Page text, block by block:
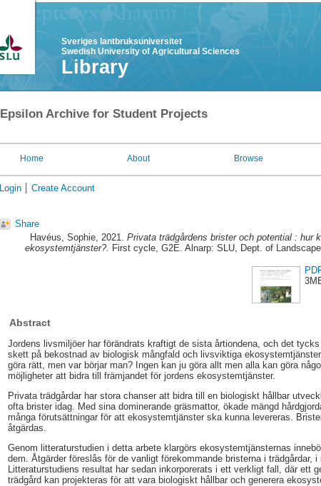
Sveriges lantbruksuniversitet
Swedish University of Agricultural Sciences
Library
Epsilon Archive for Student Projects
Home About Browse
Login Create Account
Share
Havéus, Sophie, 2021. Privata trädgårdens brister och potential : hur
ekosystemtjänster?. First cycle, G2E. Alnarp: SLU, Dept. of
Abstract
Jordens livsmiljöer har förändrats kraftigt de sista årtiondena, och det
skett på bekostnad av biologisk mångfald och livsviktiga
göra rätt, men var börjar man? Ingen kan ju göra allt men alla kan göra
möjligheter att bidra till främjandet för jordens ekosystemtjänster.
Privata trädgårdar har stora chanser att bidra till en biologiskt hållbar
ofta brister idag. Med sina dominerande gräsmattor, ökade mängd
många förutsättningar för att ekosystemtjänster ska kunna levereras.
åtgärdas.
Genom litteraturstudien i detta arbete klargörs ekosystemtjänsternas
dem. Åtgärder föreslås för de vanligt förekommande bristerna i trädgårdar,
Litteraturstudiens resultat har sedan inkorporerats i ett verkligt fall, där ett
trädgård kan projekteras för att vara biologiskt hållbar och generera